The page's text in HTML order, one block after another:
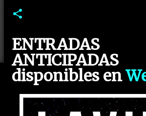
ENTRADAS
disponibles en